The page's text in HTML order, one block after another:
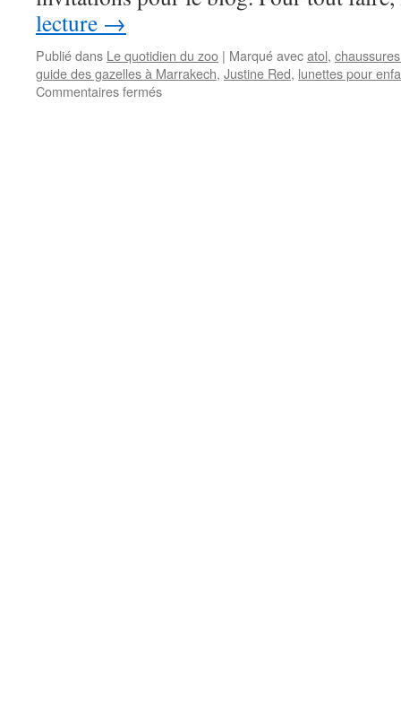
lecture →
Publié dans Le quotidien du zoo | Marqué avecatol,
guide des gazelles à Marrakech, Justine Red, lunettes pour
Commentaires fermés